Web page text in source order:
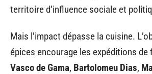
territoire d’influence sociale et
Mais l’impact dépasse la cuisine.
épices encourage les expéditions de
Vasco de Gama, Bartolomeu Dias,